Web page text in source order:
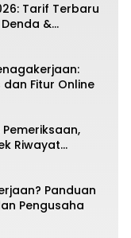
Tarif Terbaru
Denda &
JKN-KIS
Fitur Online
Pemeriksaan,
Riwayat
Panduan
Pengusaha